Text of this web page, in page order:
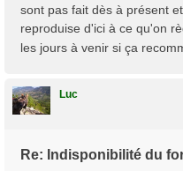
sont pas fait dès à présent
reproduise d'ici à ce qu'on
les jours à venir si ça
Luc
Re: Indisponibilité du